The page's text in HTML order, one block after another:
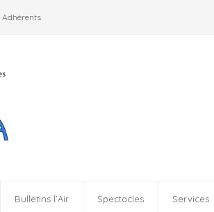
Adhérents
Bulletins l’Air Spectacles Services